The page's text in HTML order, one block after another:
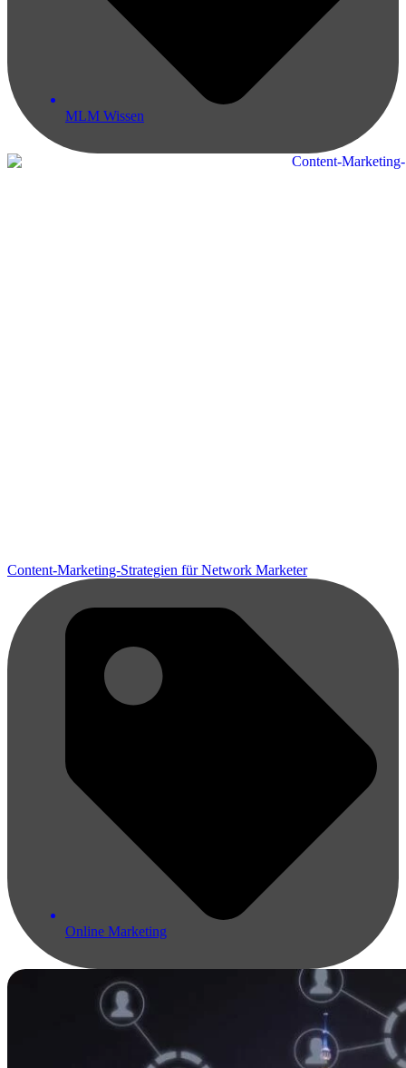
MLM Wissen
Content-Marketing-Strategien für Network Marketer
Online Marketing